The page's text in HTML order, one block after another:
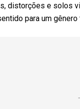
distorções e solos
para um